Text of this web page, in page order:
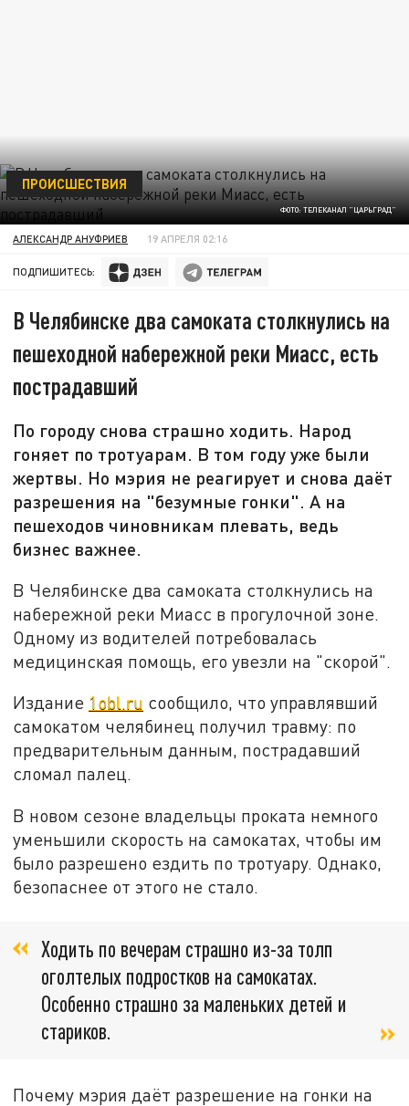
ФОТО: ТЕЛЕКАНАЛ "ЦАРЬГРАД"
ПРОИСШЕСТВИЯ
АЛЕКСАНДР АНУФРИЕВ 19 АПРЕЛЯ 02:16
ПОДПИШИТЕСЬ:
В Челябинске два самоката столкнулись на
пешеходной набережной реки Миасс, есть
пострадавший
По городу снова страшно ходить. Народ
гоняет по тротуарам. В том году уже были
жертвы. Но мэрия не реагирует и снова даёт
разрешения на "безумные гонки". А на
пешеходов чиновникам плевать, ведь
бизнес важнее.
В Челябинске два самоката столкнулись на
набережной реки Миасс в прогулочной зоне.
Одному из водителей потребовалась
медицинская помощь, его увезли на "скорой".
Издание 1obl.ru сообщило, что управлявший
самокатом челябинец получил травму: по
предварительным данным, пострадавший
сломал палец.
В новом сезоне владельцы проката немного
уменьшили скорость на самокатах, чтобы им
было разрешено ездить по тротуару. Однако,
безопаснее от этого не стало.
Ходить по вечерам страшно из-за толп
оголтелых подростков на самокатах.
Особенно страшно за маленьких детей и
стариков.
Почему мэрия даёт разрешение на гонки на